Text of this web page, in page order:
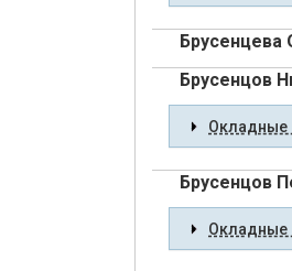
Брусенцева
Брусенцов
Окладные
Брусенцов
Окладные